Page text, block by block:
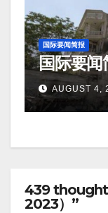
国际要闻简报
国际要
AUGUST 4,
439
2023）”